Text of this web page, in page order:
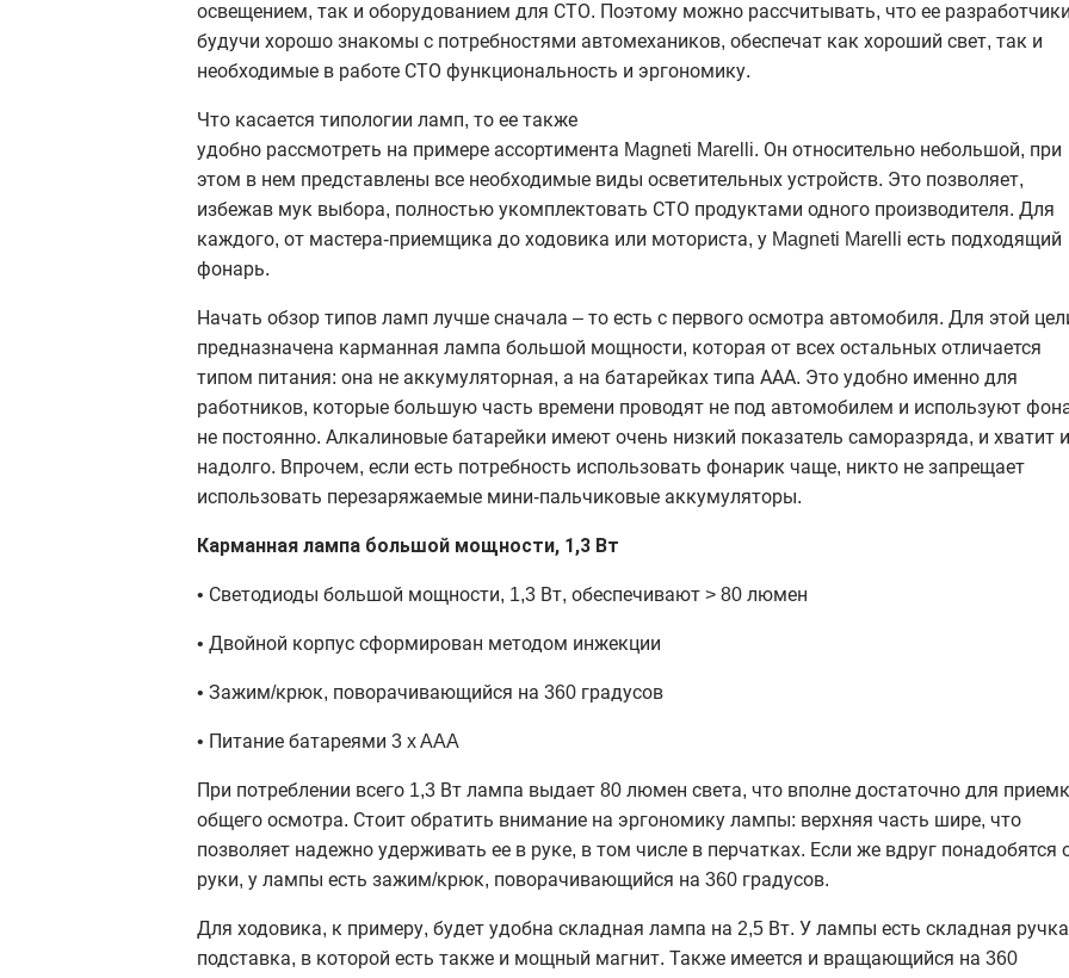
освещением, так и оборудованием для СТО. Поэтому можно рассчитывать, что ее
будучи хорошо знакомы с потребностями автомехаников, обеспечат как хороший свет, так и
необходимые в работе СТО функциональность и эргономику.
Что касается типологии ламп, то ее также
удобно рассмотреть на примере ассортимента Magneti Marelli. Он относительно небольшой, при
этом в нем представлены все необходимые виды осветительных устройств. Это позволяет,
избежав мук выбора, полностью укомплектовать СТО продуктами одного производителя. Для
каждого, от мастера-приемщика до ходовика или моториста, у Magneti Marelli есть подходящий
фонарь.
Начать обзор типов ламп лучше сначала – то есть с первого осмотра автомобиля. Для этой
предназначена карманная лампа большой мощности, которая от всех остальных отличается
типом питания: она не аккумуляторная, а на батарейках типа ААА. Это удобно именно для
работников, которые большую часть времени проводят не под автомобилем и используют
не постоянно. Алкалиновые батарейки имеют очень низкий показатель саморазряда, и хватит
надолго. Впрочем, если есть потребность использовать фонарик чаще, никто не запрещает
использовать перезаряжаемые мини-пальчиковые аккумуляторы.
Карманная лампа большой мощности, 1,3 Вт
• Светодиоды большой мощности, 1,3 Вт, обеспечивают > 80 люмен
• Двойной корпус сформирован методом инжекции
• Зажим/крюк, поворачивающийся на 360 градусов
• Питание батареями 3 x AAA
При потреблении всего 1,3 Вт лампа выдает 80 люмен света, что вполне достаточно для
общего осмотра. Стоит обратить внимание на эргономику лампы: верхняя часть шире, что
позволяет надежно удерживать ее в руке, в том числе в перчатках. Если же вдруг понадобятся
руки, у лампы есть зажим/крюк, поворачивающийся на 360 градусов.
Для ходовика, к примеру, будет удобна складная лампа на 2,5 Вт. У лампы есть складная
подставка, в которой есть также и мощный магнит. Также имеется и вращающийся на 360